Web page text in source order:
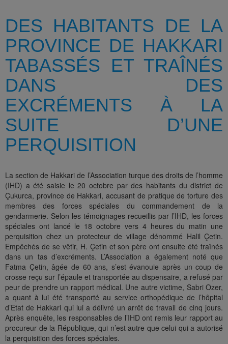
DES HABITANTS DE LA
PROVINCE DE HAKKARI
TABASSÉS ET TRAÎNÉS
DANS DES
EXCRÉMENTS À LA
SUITE D’UNE
PERQUISITION
La section de Hakkari de l’Association turque des droits de l’homme
(IHD) a été saisie le 20 octobre par des habitants du district de
Çukurca, province de Hakkari, accusant de pratique de torture des
membres des forces spéciales du commandement de la
gendarmerie. Selon les témoignages recueillis par l’IHD, les forces
spéciales ont lancé le 18 octobre vers 4 heures du matin une
perquisition chez un protecteur de village dénommé Halil Çetin.
Empêchés de se vêtir, H. Çetin et son père ont ensuite été traînés
dans un tas d’excréments. L’Association a également noté que
Fatma Çetin, âgée de 60 ans, s’est évanouie après un coup de
crosse reçu sur l’épaule et transportée au dispensaire, a refusé par
peur de prendre un rapport médical. Une autre victime, Sabri Ozer,
a quant à lui été transporté au service orthopédique de l’hôpital
d’Etat de Hakkari qui lui a délivré un arrêt de travail de cinq jours.
Après enquête, les responsables de l’IHD ont remis leur rapport au
procureur de la République, qui n’est autre que celui qui a autorisé
la perquisition des forces spéciales.